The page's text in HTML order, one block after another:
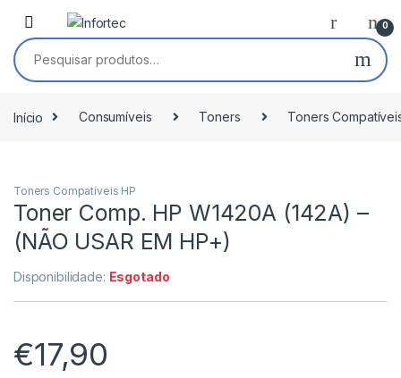
Saltar para navegação
Pular para o conteúdo
0
Pesquisar por:
Início Consumíveis Toners Toners
Toners Compatíveis HP
Toner Comp. HP W1420A (142A) –
(NÃO USAR EM HP+)
Disponibilidade: Esgotado
€17,90